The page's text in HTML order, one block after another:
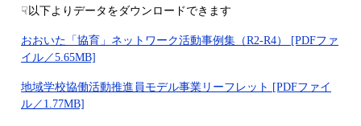
☟以下よりデータをダウンロードできます
おおいた「協育」ネットワーク活動事例集（R2-R4） [PDFファ
イル／5.65MB]
地域学校協働活動推進員モデル事業リーフレット [PDFファイ
ル／1.77MB]